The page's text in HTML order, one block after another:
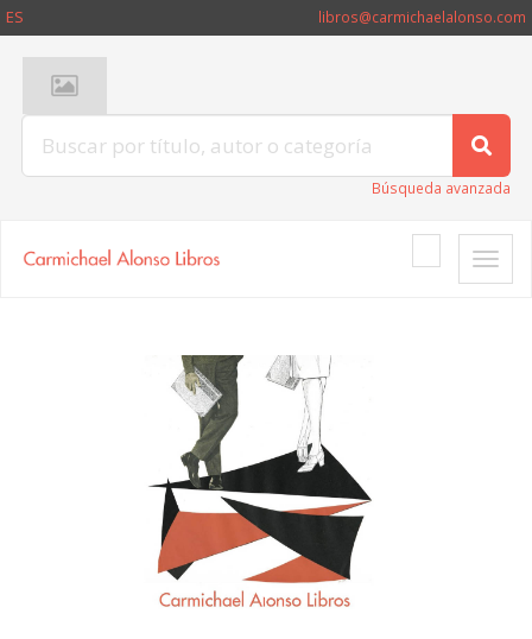
ES libros@carmichaelalonso.com
Búsqueda avanzada
Toggle